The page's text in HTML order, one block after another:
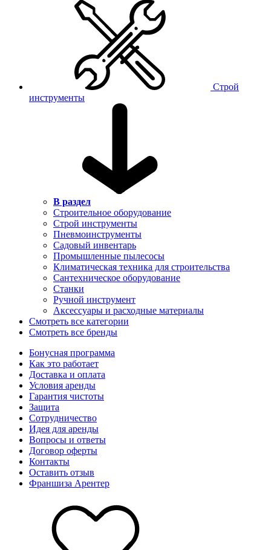
Строй
инструменты
В раздел
Строительное оборудование
Строй инструменты
Пневмоинструменты
Садовый инвентарь
Промышленные пылесосы
Климатическая техника для строительства
Сантехническое оборудование
Станки
Ручной инструмент
Аксессуары и расходные материалы
Смотреть все категории
Смотреть все бренды
Бонусная программа
Как это работает
Доставка и оплата
Условия аренды
Гарантия чистоты
Защита
Сотрудничество
Идея для аренды
Вопросы и ответы
Договор оферты
Контакты
Оставить отзыв
Франшиза Арентер